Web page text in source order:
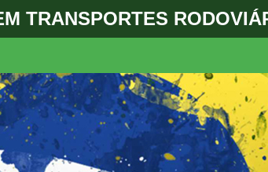
TRANSPORTES